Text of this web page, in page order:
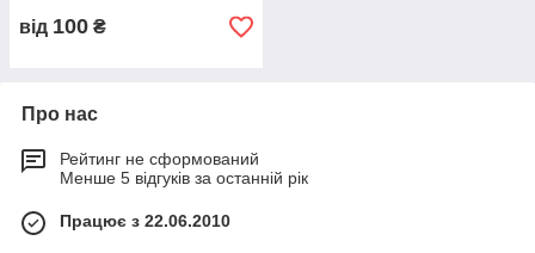
від 100 ₴
Про нас
Рейтинг не сформований
Менше 5 відгуків за останній рік
Працює з 22.06.2010